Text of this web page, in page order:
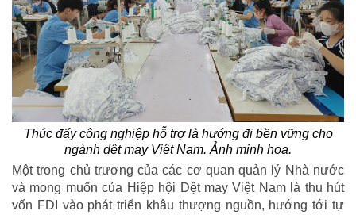
Thúc đẩy công nghiệp hỗ trợ là hướng đi bền vững cho
ngành dệt may Việt Nam. Ảnh minh họa.
Một trong chủ trương của các cơ quan quản lý Nhà nước
và mong muốn của Hiệp hội Dệt may Việt Nam là thu hút
vốn FDI vào phát triển khâu thượng nguồn, hướng tới tự